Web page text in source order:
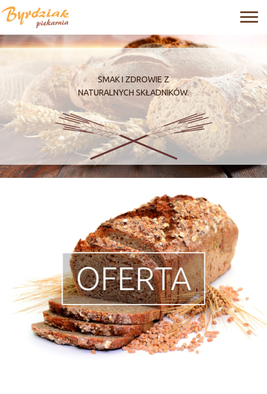
SMAK I ZDROWIE Z
NATURALNYCH SKŁADNIKÓW.
OFERTA